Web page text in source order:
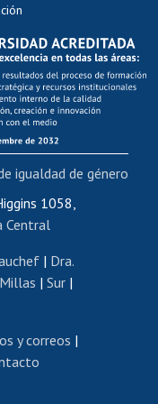
de títulos
Estudiantil
1058,
Central
| Dra.
| Sur |
y correos |
igualdad de género